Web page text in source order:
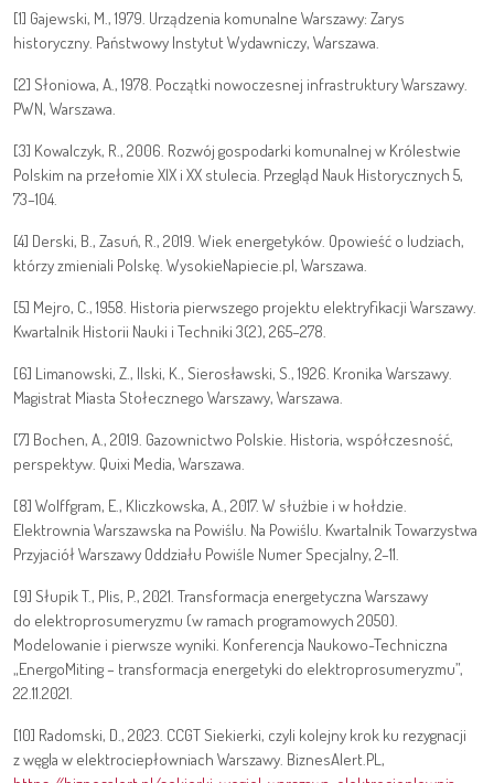
[1] Gajewski, M., 1979. Urządzenia komunalne Warszawy: Zarys
historyczny. Państwowy Instytut Wydawniczy, Warszawa.
[2] Słoniowa, A., 1978. Początki nowoczesnej infrastruktury Warszawy.
PWN, Warszawa.
[3] Kowalczyk, R., 2006. Rozwój gospodarki komunalnej w Królestwie
Polskim na przełomie XIX i XX stulecia. Przegląd Nauk Historycznych 5,
73–104.
[4] Derski, B., Zasuń, R., 2019. Wiek energetyków. Opowieść o ludziach,
którzy zmieniali Polskę. WysokieNapiecie.pl, Warszawa.
[5] Mejro, C., 1958. Historia pierwszego projektu elektryfikacji Warszawy.
Kwartalnik Historii Nauki i Techniki 3(2), 265–278.
[6] Limanowski, Z., Ilski, K., Sierosławski, S., 1926. Kronika Warszawy.
Magistrat Miasta Stołecznego Warszawy, Warszawa.
[7] Bochen, A., 2019. Gazownictwo Polskie. Historia, współczesność,
perspektyw. Quixi Media, Warszawa.
[8] Wolffgram, E., Kliczkowska, A., 2017. W służbie i w hołdzie.
Elektrownia Warszawska na Powiślu. Na Powiślu. Kwartalnik Towarzystwa
Przyjaciół Warszawy Oddziału Powiśle Numer Specjalny, 2–11.
[9] Słupik T., Plis, P., 2021. Transformacja energetyczna Warszawy
do elektroprosumeryzmu (w ramach programowych 2050).
Modelowanie i pierwsze wyniki. Konferencja Naukowo-Techniczna
„EnergoMiting – transformacja energetyki do elektroprosumeryzmu”,
22.11.2021.
[10] Radomski, D., 2023. CCGT Siekierki, czyli kolejny krok ku rezygnacji
z węgla w elektrociepłowniach Warszawy. BiznesAlert.PL,